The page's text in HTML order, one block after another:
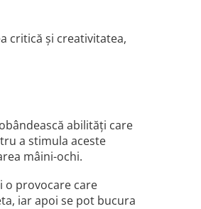
critică și creativitatea,
abilități care
a stimula aceste
mâini-ochi.
o provocare care
iar apoi se pot bucura